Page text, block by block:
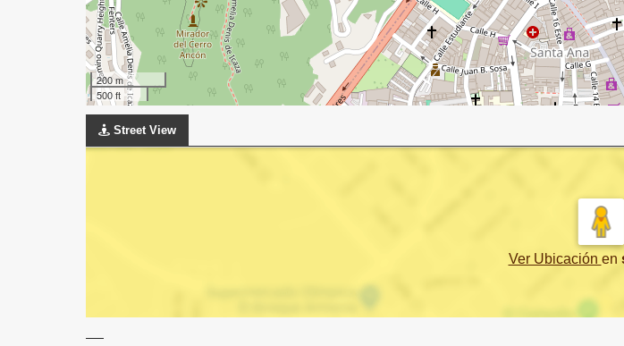
200 m
500 ft
Street View
Ver Ubicación en